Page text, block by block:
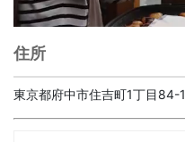
住所
東京都府中市住吉町1丁目84-1